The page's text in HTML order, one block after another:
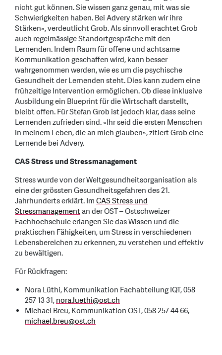
nicht gut können. Sie wissen ganz genau, mit was sie
Schwierigkeiten haben. Bei Advery stärken wir ihre
Stärken», verdeutlicht Grob. Als sinnvoll erachtet Grob
auch regelmässige Standortgespräche mit den
Lernenden. Indem Raum für offene und achtsame
Kommunikation geschaffen wird, kann besser
wahrgenommen werden, wie es um die psychische
Gesundheit der Lernenden steht. Dies kann zudem eine
frühzeitige Intervention ermöglichen. Ob diese inklusive
Ausbildung ein Blueprint für die Wirtschaft darstellt,
bleibt offen. Für Stefan Grob ist jedoch klar, dass seine
Lernenden zufrieden sind. «Ihr seid die ersten Menschen
in meinem Leben, die an mich glauben», zitiert Grob eine
Lernende bei Advery.
CAS Stress und Stressmanagement
Stress wurde von der Weltgesundheitsorganisation als
eine der grössten Gesundheitsgefahren des 21.
Jahrhunderts erklärt. ImCAS Stress und
Stressmanagementan der OST – Ostschweizer
Fachhochschule erlangen Sie das Wissen und die
praktischen Fähigkeiten, um Stress in verschiedenen
Lebensbereichen zu erkennen, zu verstehen und effektiv
zu bewältigen.
Für Rückfragen:
Nora Lüthi, Kommunikation Fachabteilung IQT, 058
257 13 31,nora.luethi@ost.ch
Michael Breu, Kommunikation OST, 058 257 44 66,
michael.breu@ost.ch